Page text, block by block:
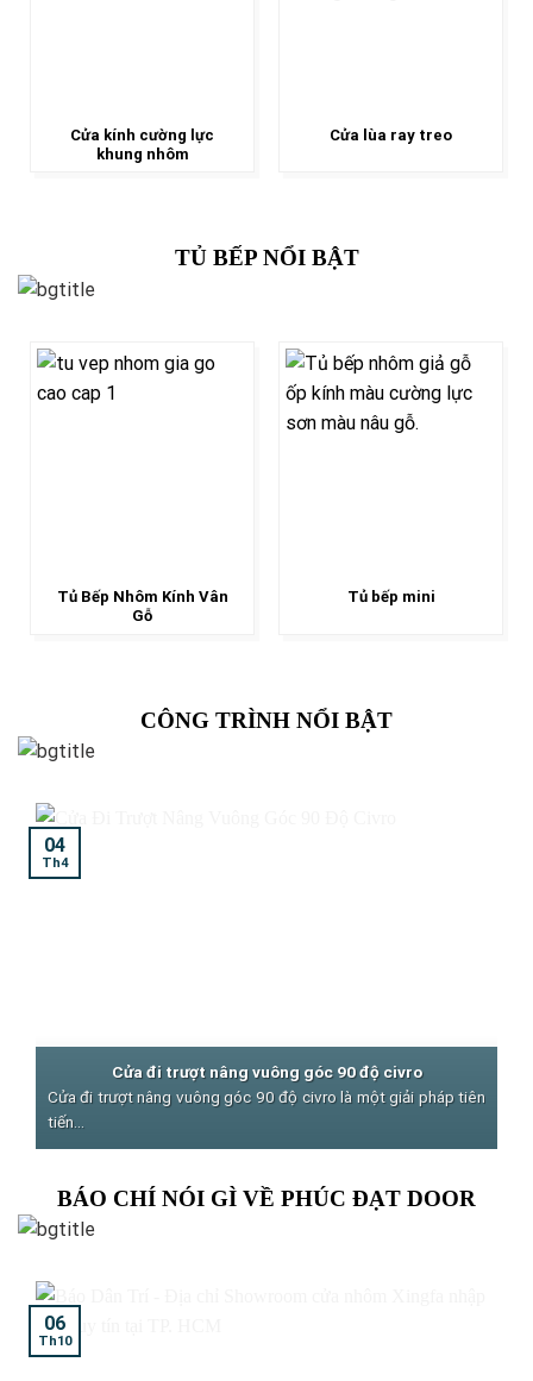
Cửa kính cường lực
khung nhôm
Cửa lùa ray treo
TỦ BẾP NỔI BẬT
Tủ Bếp Nhôm Kính Vân
Gỗ
Tủ bếp mini
CÔNG TRÌNH NỔI BẬT
Cửa đi trượt nâng vuông góc 90 độ civro
Cửa đi trượt nâng vuông góc 90 độ civro là một giải pháp tiên
tiến...
04
Th4
BÁO CHÍ NÓI GÌ VỀ PHÚC ĐẠT DOOR
06
Th10